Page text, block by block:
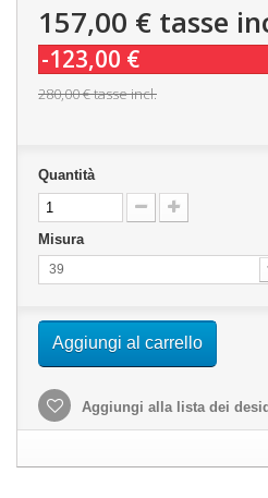
157,00 € tasse
-123,00 €
280,00 €tasse incl.
Quantità
Misura
39
Aggiungi al carrello
Aggiungi alla lista dei